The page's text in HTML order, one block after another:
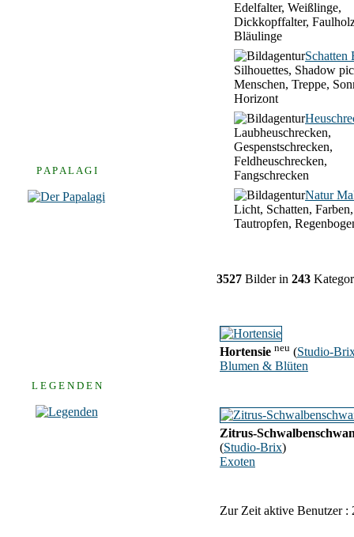
P A P A L A G I
L E G E N D E N
Edelfalter, Weißlinge,
Dickkopffalter,
Bläulinge
Schatten
Silhouettes, Shadow
Menschen, Treppe,
Horizont
Laubheuschrecken,
Gespenstschrecken,
Feldheuschrecken,
Fangschrecken
Natur
Licht, Schatten,
Tautropfen,
3527 Bilder in 243
Hortensie neu (Studio-
Blumen & Blüten
Zitrus-
(Studio-Brix)
Exoten
Zur Zeit aktive Benutzer :